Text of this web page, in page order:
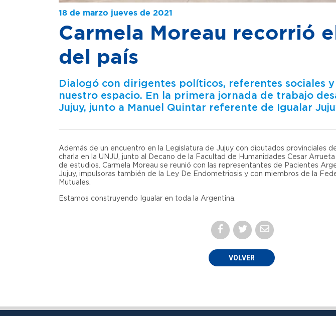
18 de marzo jueves de 2021
Carmela Moreau recorrió
del país
Dialogó con dirigentes políticos, referentes sociales
nuestro espacio. En la primera jornada de trabajo
Jujuy, junto a Manuel Quintar referente de Igualar
Además de un encuentro en la Legislatura de Jujuy con diputados provinciales
charla en la UNJU, junto al Decano de la Facultad de Humanidades Cesar
de estudios. Carmela Moreau se reunió con las representantes de Pacientes
Jujuy, impulsoras también de la Ley De Endometriosis y con miembros de la
Mutuales.
Estamos construyendo Igualar en toda la Argentina.
VOLVER